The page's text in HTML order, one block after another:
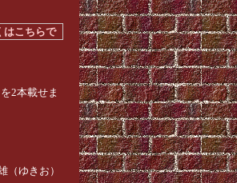
はこちらで
2本載せま
ゆきお）